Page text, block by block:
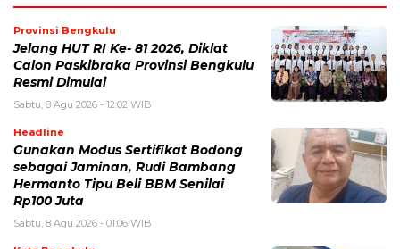
Provinsi Bengkulu
Jelang HUT RI Ke- 81 2026, Diklat
Calon Paskibraka Provinsi Bengkulu
Resmi Dimulai
Sabtu, 8 Agu 2026 - 12:02 WIB
Headline
Gunakan Modus Sertifikat Bodong
sebagai Jaminan, Rudi Bambang
Hermanto Tipu Beli BBM Senilai
Rp100 Juta
Sabtu, 8 Agu 2026 - 01:06 WIB